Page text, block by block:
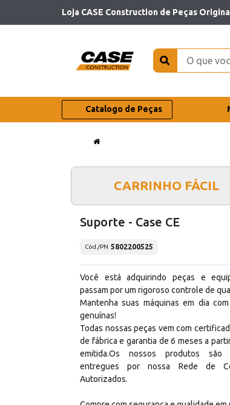
Loja CASE Construction de Peças
Catalogo de Peças
CARRINHO FÁCIL
Suporte - Case CE
Cód./PN 5802200525
Você está adquirindo peças e
passam por um rigoroso controle de
Mantenha suas máquinas em dia
genuínas!
Todas nossas peças vem com
de fábrica e garantia de 6 meses a
emitida.Os nossos produtos são
entregues por nossa Rede de
Autorizados.